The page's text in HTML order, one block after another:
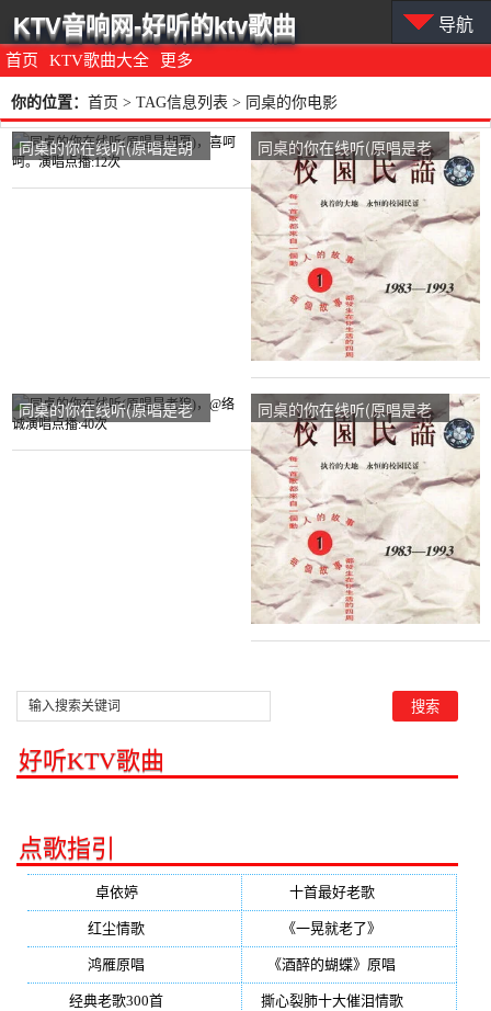
首页 KTV歌曲大全 更多
KTV音响网-好听的ktv歌曲 导航
你的位置： 首页 > TAG信息列表 > 同桌的你电影
同桌的你在线听(原唱是胡
夏)，喜呵呵。演唱点播:12
同桌的你在线听(原唱是老
狼)，风雨过后的彩虹演唱
点播:94次
同桌的你在线听(原唱是老
狼)，@络诚演唱点播:40次
同桌的你在线听(原唱是老
狼)，梦想未来演唱点播:13
次
好听KTV歌曲
点歌指引
卓依婷(350) 十首最好老歌(300)
红尘情歌 《一晃就老了》
鸿雁原唱 《酒醉的蝴蝶》原唱
经典老歌300首 撕心裂肺十大催泪情歌(195)